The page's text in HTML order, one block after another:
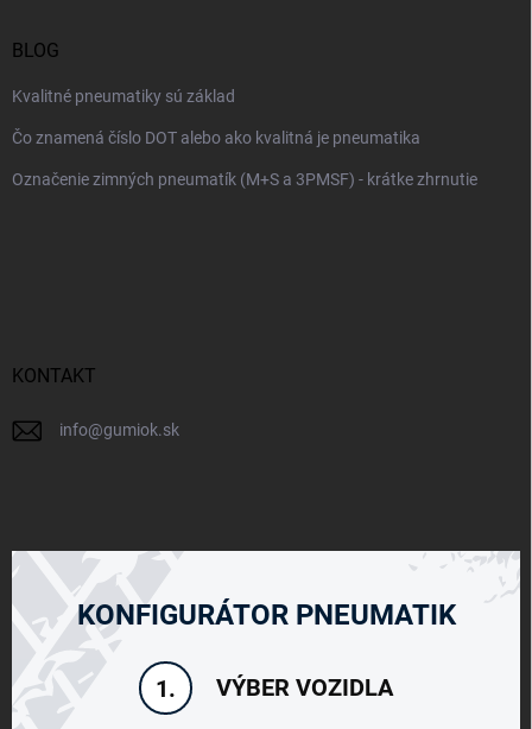
BLOG
Kvalitné pneumatiky sú základ
Čo znamená číslo DOT alebo ako kvalitná je pneumatika
Označenie zimných pneumatík (M+S a 3PMSF) - krátke zhrnutie
KONTAKT
info@gumiok.sk
KONFIGURÁTOR PNEUMATIK
1. VÝBER VOZIDLA